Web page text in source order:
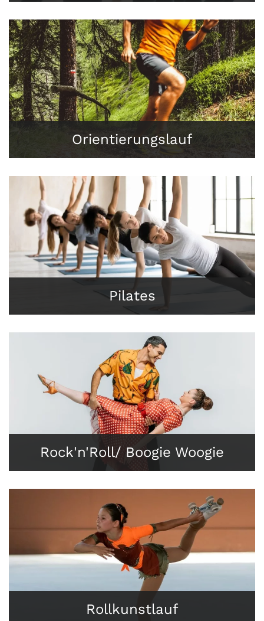
Orientierungslauf
Pilates
Rock'n'Roll/ Boogie Woogie
Rollkunstlauf